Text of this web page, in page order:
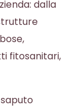
dalla
fitosanitari,